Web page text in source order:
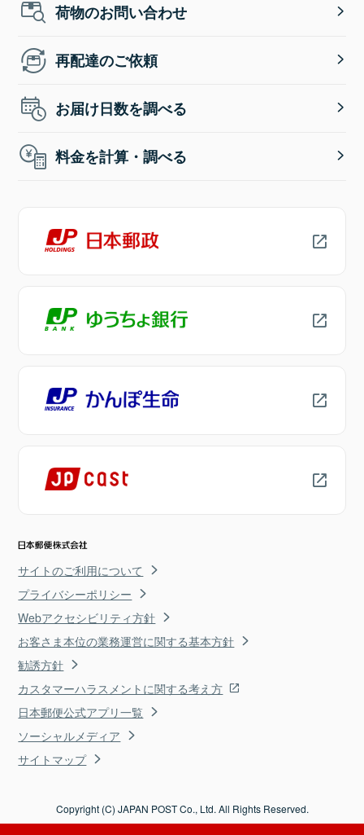
荷物のお問い合わせ
再配達のご依頼
お届け日数を調べる
料金を計算・調べる
サイトのご利用について
プライバシーポリシー
Webアクセシビリティ方針
お客さま本位の業務運営に関する基本方針
勧誘方針
カスタマーハラスメントに関する考え方
日本郵便公式アプリ一覧
ソーシャルメディア
サイトマップ
Copyright (C) JAPAN POST Co., Ltd. All Rights Reserved.